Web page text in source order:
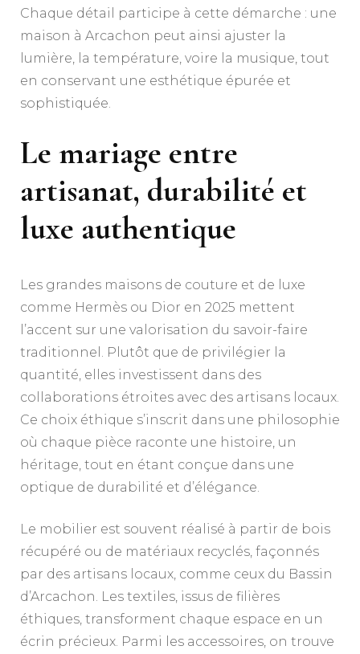
Chaque détail participe à cette démarche : une
maison à Arcachon peut ainsi ajuster la
lumière, la température, voire la musique, tout
en conservant une esthétique épurée et
sophistiquée.
Le mariage entre
artisanat, durabilité et
luxe authentique
Les grandes maisons de couture et de luxe
comme Hermès ou Dior en 2025 mettent
l’accent sur une valorisation du savoir-faire
traditionnel. Plutôt que de privilégier la
quantité, elles investissent dans des
collaborations étroites avec des artisans locaux.
Ce choix éthique s’inscrit dans une philosophie
où chaque pièce raconte une histoire, un
héritage, tout en étant conçue dans une
optique de durabilité et d’élégance.
Le mobilier est souvent réalisé à partir de bois
récupéré ou de matériaux recyclés, façonnés
par des artisans locaux, comme ceux du Bassin
d’Arcachon. Les textiles, issus de filières
éthiques, transforment chaque espace en un
écrin précieux. Parmi les accessoires, on trouve